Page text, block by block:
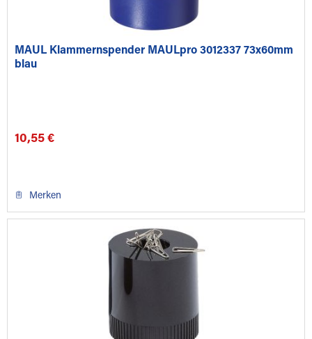
MAUL Klammernspender MAULpro 3012337 73x60mm
blau
10,55 €
Merken